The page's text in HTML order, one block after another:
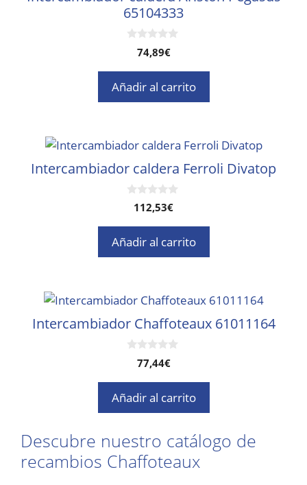
65104333
74,89€
Añadir al carrito
Intercambiador caldera Ferroli Divatop
112,53€
Añadir al carrito
Intercambiador Chaffoteaux 61011164
77,44€
Añadir al carrito
Descubre nuestro catálogo de
recambios Chaffoteaux